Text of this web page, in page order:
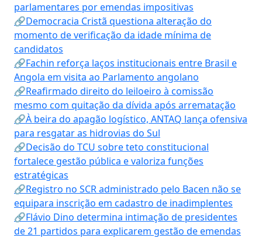
parlamentares por emendas impositivas
🔗Democracia Cristã questiona alteração do
momento de verificação da idade mínima de
candidatos
🔗Fachin reforça laços institucionais entre Brasil e
Angola em visita ao Parlamento angolano
🔗Reafirmado direito do leiloeiro à comissão
mesmo com quitação da dívida após arrematação
🔗À beira do apagão logístico, ANTAQ lança ofensiva
para resgatar as hidrovias do Sul
🔗Decisão do TCU sobre teto constitucional
fortalece gestão pública e valoriza funções
estratégicas
🔗Registro no SCR administrado pelo Bacen não se
equipara inscrição em cadastro de inadimplentes
🔗Flávio Dino determina intimação de presidentes
de 21 partidos para explicarem gestão de emendas